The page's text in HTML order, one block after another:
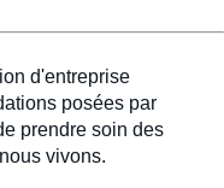
d'entreprise
posées par
prendre soin des
vivons.